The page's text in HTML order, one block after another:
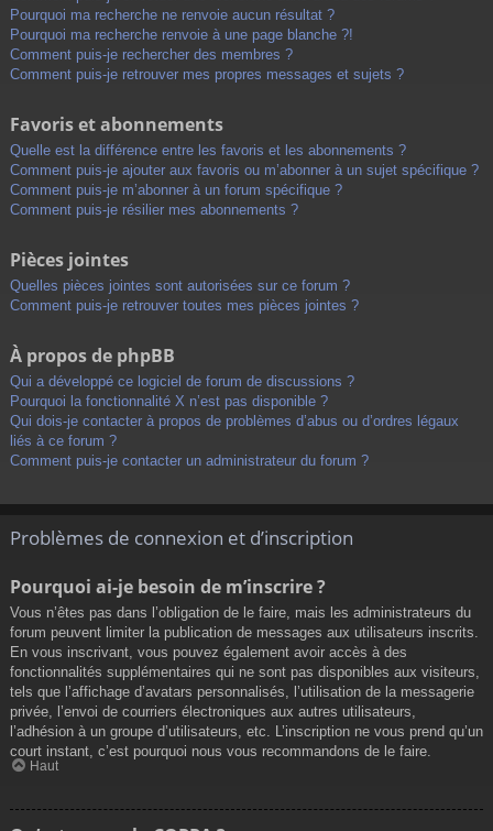
Pourquoi ma recherche ne renvoie aucun résultat ?
Pourquoi ma recherche renvoie à une page blanche ?!
Comment puis-je rechercher des membres ?
Comment puis-je retrouver mes propres messages et sujets ?
Favoris et abonnements
Quelle est la différence entre les favoris et les abonnements ?
Comment puis-je ajouter aux favoris ou m’abonner à un sujet spécifique ?
Comment puis-je m’abonner à un forum spécifique ?
Comment puis-je résilier mes abonnements ?
Pièces jointes
Quelles pièces jointes sont autorisées sur ce forum ?
Comment puis-je retrouver toutes mes pièces jointes ?
À propos de phpBB
Qui a développé ce logiciel de forum de discussions ?
Pourquoi la fonctionnalité X n’est pas disponible ?
Qui dois-je contacter à propos de problèmes d’abus ou d’ordres légaux
liés à ce forum ?
Comment puis-je contacter un administrateur du forum ?
Problèmes de connexion et d’inscription
Pourquoi ai-je besoin de m’inscrire ?
Vous n’êtes pas dans l’obligation de le faire, mais les administrateurs du
forum peuvent limiter la publication de messages aux utilisateurs inscrits.
En vous inscrivant, vous pouvez également avoir accès à des
fonctionnalités supplémentaires qui ne sont pas disponibles aux visiteurs,
tels que l’affichage d’avatars personnalisés, l’utilisation de la messagerie
privée, l’envoi de courriers électroniques aux autres utilisateurs,
l’adhésion à un groupe d’utilisateurs, etc. L’inscription ne vous prend qu’un
court instant, c’est pourquoi nous vous recommandons de le faire.
Haut